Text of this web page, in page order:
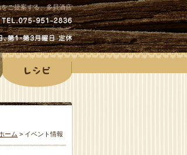
ご提案する、多貝酒店
ーム > イベント情報